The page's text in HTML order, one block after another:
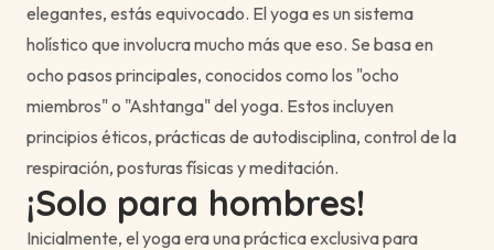
elegantes, estás equivocado. El yoga es un sistema
holístico que involucra mucho más que eso. Se basa en
ocho pasos principales, conocidos como los "ocho
miembros" o "Ashtanga" del yoga. Estos incluyen
principios éticos, prácticas de autodisciplina, control de la
respiración, posturas físicas y meditación.
¡Solo para hombres!
Inicialmente, el yoga era una práctica exclusiva para